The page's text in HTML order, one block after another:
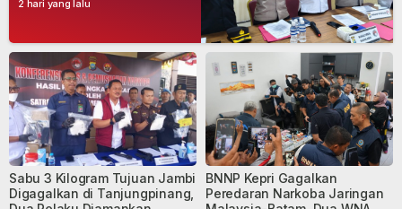
2 hari yang lalu
Sabu 3 Kilogram Tujuan Jambi
Digagalkan di Tanjungpinang,
BNNP Kepri Gagalkan
Peredaran Narkoba Jaringan